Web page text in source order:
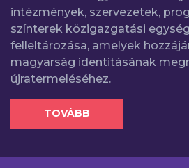
intézmények, szervezetek,
színterek közigazgatási
felleltározása, amelyek
magyarság identitásának
újratermeléséhez.
TOVÁBB